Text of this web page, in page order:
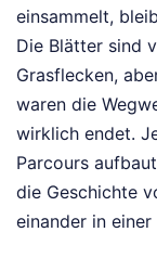
einsammelt,
Die Blätter sind
Grasflecken,
waren die
wirklich endet.
Parcours
die Geschichte
einander in